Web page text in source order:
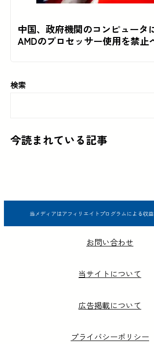
中国、政府機関のコンピュータ
AMDのプロセッサー使用を禁止
検索
今読まれている記事
当メディアはアフィリエイトプログラムによる収
お問い合わせ
当サイトについて
広告掲載について
プライバシーポリシー